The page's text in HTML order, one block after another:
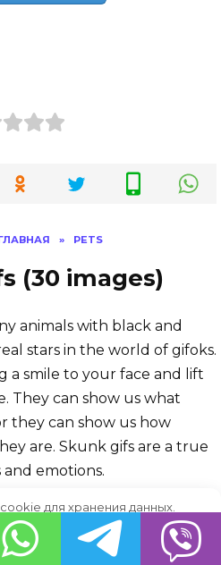
» PETS
(30 images)
animals with black and
stars in the world of gifoks.
a smile to your face and lift
They can show us what
they can show us how
are. Skunk gifs are a true
emotions.
для хранения данных.
Вы даете свое согласие на
файлами.
OK